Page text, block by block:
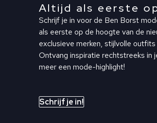
Altijd als eerste
Schrijf je in voor de Ben Borst
als eerste op de hoogte van de
exclusieve merken, stijlvolle
Ontvang inspiratie rechtstreeks in
meer een mode-highlight!
Schrijf je in!